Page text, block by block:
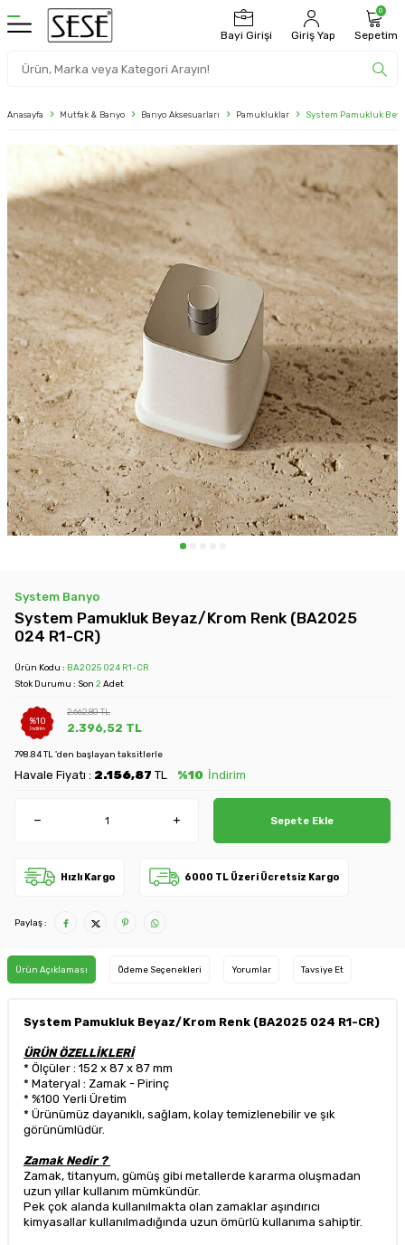
Bayi Girişi Giriş Yap
0
Sepetim
Anasayfa Mutfak & Banyo Banyo Aksesuarları Pamukluklar System Pamukluk
System Banyo
System Pamukluk Beyaz/Krom Renk (BA2025
024 R1-CR)
Ürün Kodu : BA2025 024 R1-CR
Stok Durumu : Son 2 Adet
%10
İndirim
2.662,80TL
2.396,52 TL
798.84 TL 'den başlayan taksitlerle
Havale Fiyatı : 2.156,87 TL %10 İndirim
Sepete Ekle
Hızlı Kargo 6000 TL Üzeri Ücretsiz Kargo
Paylaş :
Ürün Açıklaması Ödeme Seçenekleri Yorumlar Tavsiye Et
System Pamukluk Beyaz/Krom Renk (BA2025 024 R1-CR)
ÜRÜN ÖZELLİKLERİ
* Ölçüler : 152 x 87 x 87 mm
* Materyal : Zamak - Pirinç
* %100 Yerli Üretim
* Ürünümüz dayanıklı, sağlam, kolay temizlenebilir ve şık
görünümlüdür.
Zamak Nedir ?
Zamak, titanyum, gümüş gibi metallerde kararma oluşmadan
uzun yıllar kullanım mümkündür.
Pek çok alanda kullanılmakta olan zamaklar aşındırıcı
kimyasallar kullanılmadığında uzun ömürlü kullanıma sahiptir.